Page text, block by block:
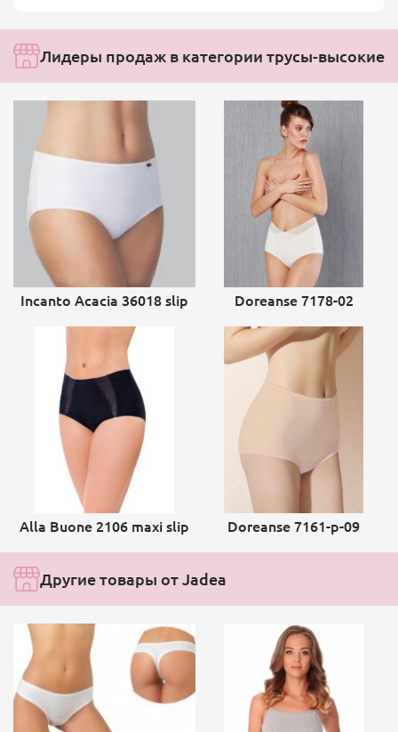
Лидеры продаж в категории трусы-высокие
Incanto Acacia 36018 slip Doreanse 7178-02
Alla Buone 2106 maxi slip Doreanse 7161-p-09
Другие товары от Jadea